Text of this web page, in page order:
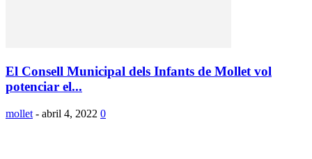
El Consell Municipal dels Infants de Mollet vol
potenciar el...
mollet - abril 4, 2022 0